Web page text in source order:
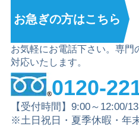
お急ぎの方はこちら
お気軽にお電話下さい。専門
対応いたします。
0120-
【受付時間】9:00～12:00/
※土日祝日・夏季休暇・年